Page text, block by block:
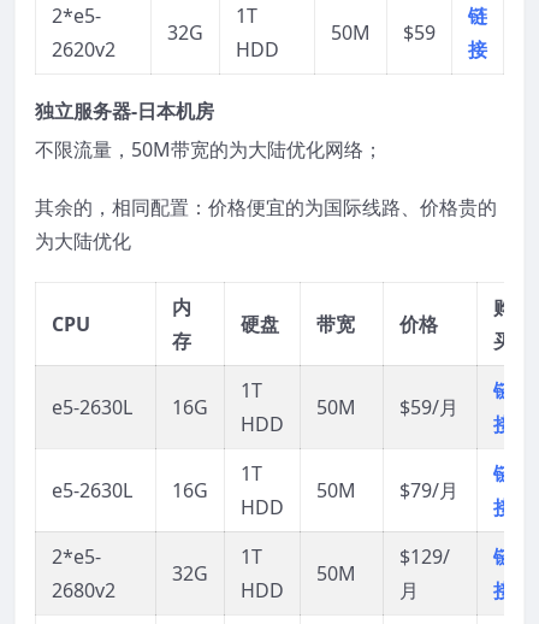
2*e5-
2620v2
32G
1T
HDD
50M $59
链
接
独立服务器-日本机房
不限流量，50M带宽的为大陆优化网络；
其余的，相同配置：价格便宜的为国际线路、价格贵的
为大陆优化
CPU
内
存
硬盘 带宽 价格
购
买
e5-2630L 16G
1T
HDD
50M $59/月
链
接
e5-2630L 16G
1T
HDD
50M $79/月
链
接
2*e5-
2680v2
32G
1T
HDD
50M
$129/
月
链
接